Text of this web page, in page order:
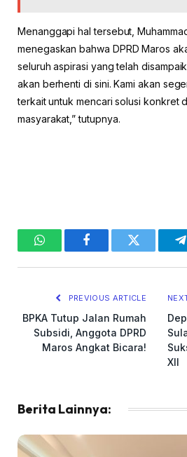
Menanggapi hal tersebut,
menegaskan bahwa DPRD Maros
seluruh aspirasi yang telah
akan berhenti di sini. Kami akan
terkait untuk mencari solusi konkret
masyarakat,” tutupnya.
WhatsAppFacebookTwitter
PREVIOUS ARTICLE
BPKA Tutup Jalan Rumah
Subsidi, Anggota DPRD
Maros Angkat Bicara!
XII
Berita Lainnya: